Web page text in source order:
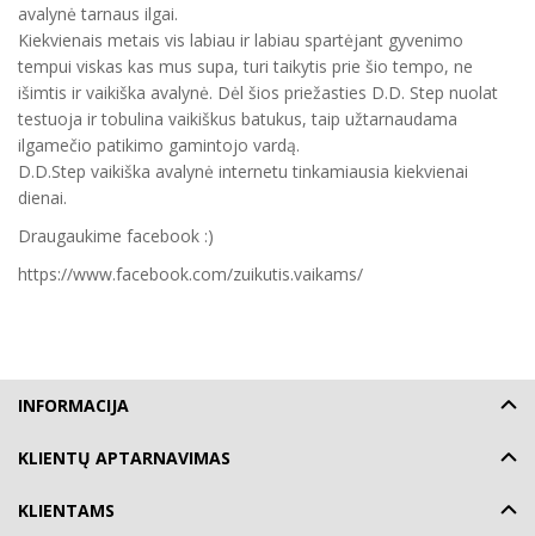
avalynė tarnaus ilgai.
Kiekvienais metais vis labiau ir labiau spartėjant gyvenimo
tempui viskas kas mus supa, turi taikytis prie šio tempo, ne
išimtis ir vaikiška avalynė. Dėl šios priežasties D.D. Step nuolat
testuoja ir tobulina vaikiškus batukus, taip užtarnaudama
ilgamečio patikimo gamintojo vardą.
D.D.Step vaikiška avalynė internetu tinkamiausia kiekvienai
dienai.
Draugaukime facebook :)
https://www.facebook.com/zuikutis.vaikams/
INFORMACIJA
KLIENTŲ APTARNAVIMAS
KLIENTAMS